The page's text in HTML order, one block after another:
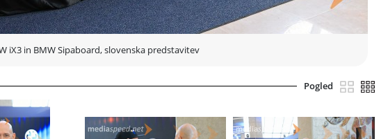
iX3 in BMW Sipaboard, slovenska predstavitev
Pogled